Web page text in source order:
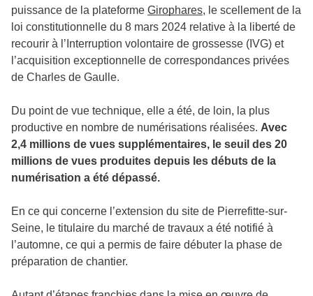
puissance de la plateforme Girophares, le scellement de la
loi constitutionnelle du 8 mars 2024 relative à la liberté de
recourir à l’Interruption volontaire de grossesse (IVG) et
l’acquisition exceptionnelle de correspondances privées
de Charles de Gaulle.
Du point de vue technique, elle a été, de loin, la plus
productive en nombre de numérisations réalisées. Avec
2,4 millions de vues supplémentaires, le seuil des 20
millions de vues produites depuis les débuts de la
numérisation a été dépassé.
En ce qui concerne l’extension du site de Pierrefitte-sur-
Seine, le titulaire du marché de travaux a été notifié à
l’automne, ce qui a permis de faire débuter la phase de
préparation de chantier.